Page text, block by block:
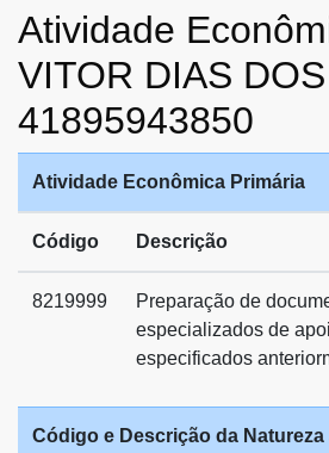
Atividade
VITOR DIAS
41895943850
Atividade Econômica Primária
Código Descrição
8219999
Preparação de
especializados de
especificados
Código e Descrição da